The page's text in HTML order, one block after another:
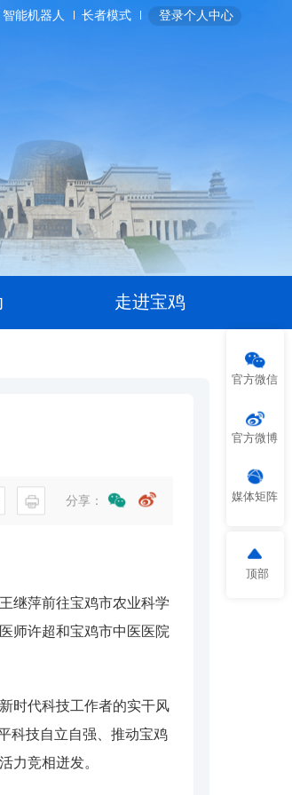
智能机器人 长者模式 登录个人中心
走进宝鸡
官方微信
官方微博
媒体矩阵
顶部
分享：
继萍前往宝鸡市农业科学
师许超和宝鸡市中医医院
时代科技工作者的实干风
科技自立自强、推动宝鸡
力竞相迸发。